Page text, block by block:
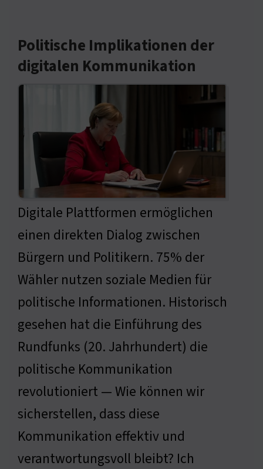
Politische Implikationen der
digitalen Kommunikation
Digitale Plattformen ermöglichen
einen direkten Dialog zwischen
Bürgern und Politikern. 75% der
Wähler nutzen soziale Medien für
politische Informationen. Historisch
gesehen hat die Einführung des
Rundfunks (20. Jahrhundert) die
politische Kommunikation
revolutioniert — Wie können wir
sicherstellen, dass diese
Kommunikation effektiv und
verantwortungsvoll bleibt? Ich